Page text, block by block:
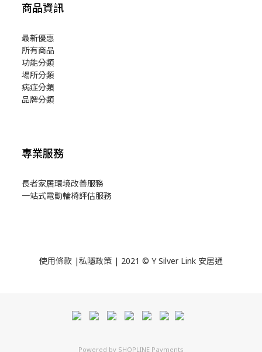
商品資訊
最新優惠
所有商品
功能分類
場所分類
病症分類
品牌分類
專業服務
長者家居環境改善服務
一站式電動輪椅評估服務
使用條款 |私隱政策 | 2021 © Y Silver Link 安居通
Powered by SHOPLINE Payments